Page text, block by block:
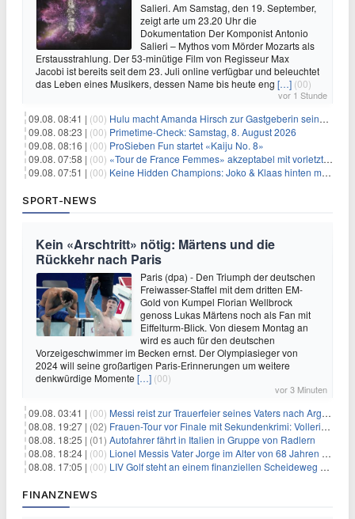
Salieri. Am Samstag, den 19. September,
zeigt arte um 23.20 Uhr die
Dokumentation Der Komponist Antonio
Salieri – Mythos vom Mörder Mozarts als
Erstausstrahlung. Der 53-minütige Film von Regisseur Max
Jacobi ist bereits seit dem 23. Juli online verfügbar und beleuchtet
das Leben eines Musikers, dessen Name bis heute eng […] (00)
vor 1 Stunde
09.08. 08:41 | (00) Hulu macht Amanda Hirsch zur Gastgeberin seines Reality-Podcasts
09.08. 08:23 | (00) Primetime-Check: Samstag, 8. August 2026
09.08. 08:16 | (00) ProSieben Fun startet «Kaiju No. 8»
09.08. 07:58 | (00) «Tour de France Femmes» akzeptabel mit vorletzter Etappe
09.08. 07:51 | (00) Keine Hidden Champions: Joko & Klaas hinten mit Best-Of
SPORT-NEWS
Kein «Arschtritt» nötig: Märtens und die
Rückkehr nach Paris
Paris (dpa) - Den Triumph der deutschen
Freiwasser-Staffel mit dem dritten EM-
Gold von Kumpel Florian Wellbrock
genoss Lukas Märtens noch als Fan mit
Eiffelturm-Blick. Von diesem Montag an
wird es auch für den deutschen
Vorzeigeschwimmer im Becken ernst. Der Olympiasieger von
2024 will seine großartigen Paris-Erinnerungen um weitere
denkwürdige Momente […] (00)
vor 3 Minuten
09.08. 03:41 | (00) Messi reist zur Trauerfeier seines Vaters nach Argentinien
08.08. 19:27 | (02) Frauen-Tour vor Finale mit Sekundenkrimi: Vollering in Gelb
08.08. 18:25 | (01) Autofahrer fährt in Italien in Gruppe von Radlern
08.08. 18:24 | (00) Lionel Messis Vater Jorge im Alter von 68 Jahren gestorben
08.08. 17:05 | (00) LIV Golf steht an einem finanziellen Scheideweg auf der Suche nach neuen Investitionen
FINANZNEWS